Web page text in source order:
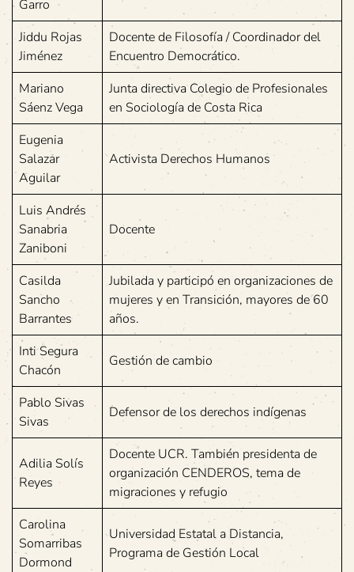
Garro
Jiddu Rojas
Jiménez
Docente de Filosofía / Coordinador del
Encuentro Democrático.
Mariano
Sáenz Vega
Junta directiva Colegio de Profesionales
en Sociología de Costa Rica
Eugenia
Salazar
Aguilar
Activista Derechos Humanos
Luis Andrés
Sanabria
Zaniboni
Docente
Casilda
Sancho
Barrantes
Jubilada y participó en organizaciones de
mujeres y en Transición, mayores de 60
años.
Inti Segura
Chacón
Gestión de cambio
Pablo Sivas
Sivas
Defensor de los derechos indígenas
Adilia Solís
Reyes
Docente UCR. También presidenta de
organización CENDEROS, tema de
migraciones y refugio
Carolina
Somarribas
Dormond
Universidad Estatal a Distancia,
Programa de Gestión Local